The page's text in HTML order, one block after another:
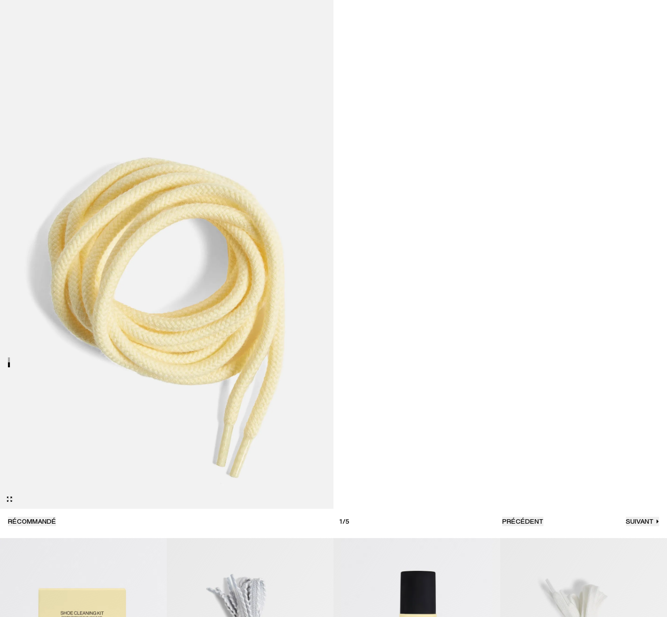
RÉCOMMANDÉ 1/5 PRÉCÉDENT SUIVANT